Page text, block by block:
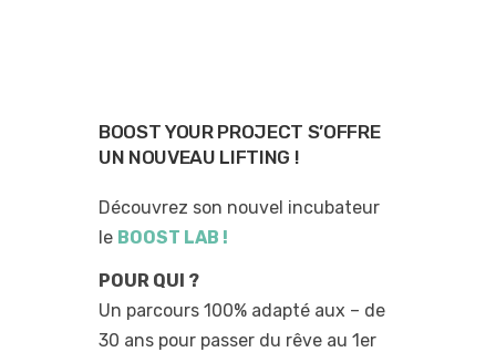
BOOST YOUR PROJECT S’OFFRE
UN NOUVEAU LIFTING !
Découvrez son nouvel incubateur
le BOOST LAB !
POUR QUI ?
Un parcours 100% adapté aux – de
30 ans pour passer du rêve au 1er